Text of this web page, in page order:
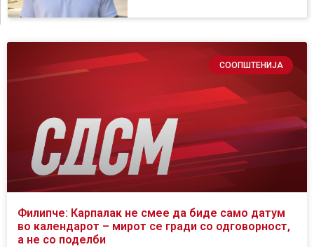
СООПШТЕНИЈА
Филипче: Карпалак не смее да биде само датум
во календарот – мирот се гради со одговорност,
а не со поделби